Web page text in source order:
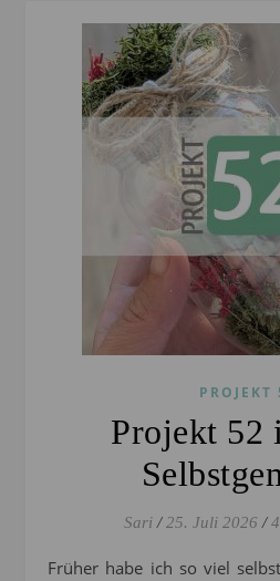
PROJEKT
Projekt 52
Sari / 25. Juli 2026 /
Früher habe ich so viel selbstgemacht. Es gab eine